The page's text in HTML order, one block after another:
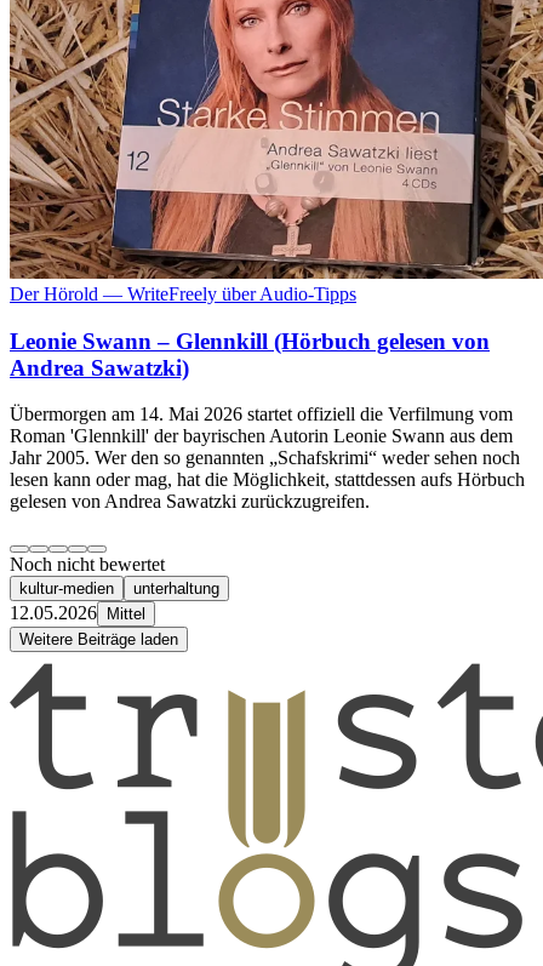
Der Hörold — WriteFreely über Audio-Tipps
Leonie Swann – Glennkill (Hörbuch gelesen von
Andrea Sawatzki)
Übermorgen am 14. Mai 2026 startet offiziell die Verfilmung vom
Roman 'Glennkill' der bayrischen Autorin Leonie Swann aus dem
Jahr 2005. Wer den so genannten „Schafskrimi“ weder sehen noch
lesen kann oder mag, hat die Möglichkeit, stattdessen aufs Hörbuch
gelesen von Andrea Sawatzki zurückzugreifen.
Noch nicht bewertet
kultur-medien unterhaltung
12.05.2026
Mittel
Weitere Beiträge laden